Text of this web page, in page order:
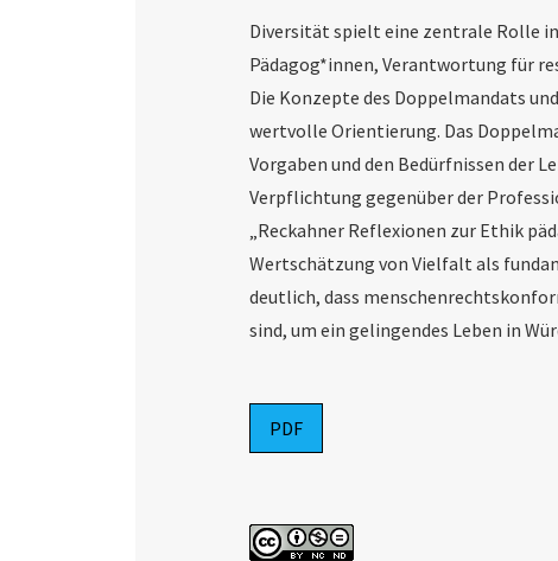
Diversität spielt eine zentrale Rolle
Pädagog*innen, Ver­antwortung für
Die Konzepte des Doppel­mandats
wertvolle Orientierung. Das
Vorgaben und den Bedürfnissen der
Verpflichtung gegenüber der
„Reckahner Reflexionen zur Ethik
Wertschätzung von Vielfalt als
deutlich, dass
sind, um ein gelingendes Leben in
PDF